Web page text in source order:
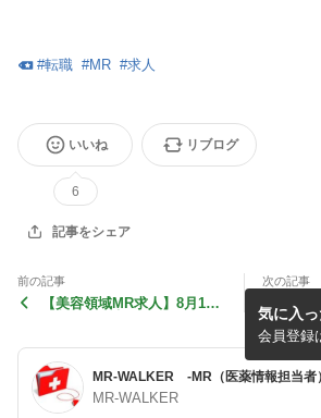
#転職 #MR #求人
いいね
6
リブログ
記事をシェア
前の記事
【美容領域MR求人】8月16
次の記事
【人気エ
薬・リウ
京、静岡
MR-WALKER
気に入
会員登録